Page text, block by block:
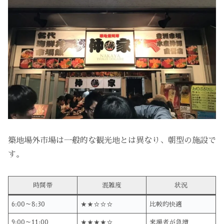
築地場外市場は一般的な観光地とは異なり、朝型の施設で
す。
時間帯 混雑度 状況
6:00～8:30 ★★☆☆☆ 比較的快適
9:00～11:00 ★★★★☆ 来場者が急増